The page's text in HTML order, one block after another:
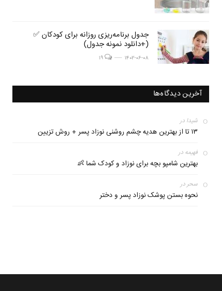
post
image
جدول برنامه‌ریزی روزانه برای کودکان ✅
(+دانلود نمونه جدول)post
۱۴۰۲-۰۶-۰۸
آخرین دیدگاه‌ها
شیدا در
۱۳ ﺗﺎ از ﺑﻬﺘﺮﯾﻦ ﻫﺪﯾﻪ چشم روشنی نوزاد پسر + روش تزیین
فهیمه در
بهترین شامپو بچه برای نوزاد و کودک شما 👶
سحردر
نحوه بستن پوشک نوزاد پسر و دختر